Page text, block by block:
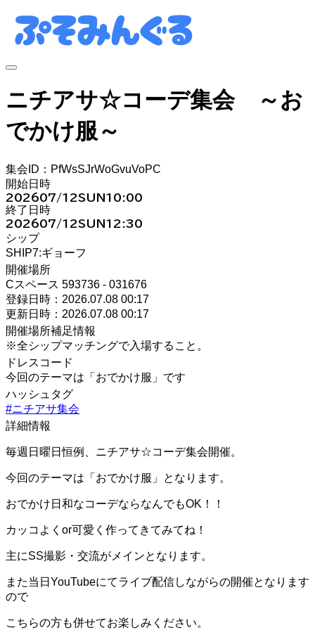
ニチアサ☆コーデ集会 ～お
でかけ服～
集会ID：PfWsSJrWoGvuVoPC
開始日時
202607/12SUN 10:00
終了日時
202607/12SUN 12:30
シップ
SHIP7:ギョーフ
開催場所
Cスペース 593736 - 031676
登録日時：2026.07.08 00:17
更新日時：2026.07.08 00:17
開催場所補足情報
※全シップマッチングで入場すること。
ドレスコード
今回のテーマは「おでかけ服」です
ハッシュタグ
#ニチアサ集会
詳細情報
毎週日曜日恒例、ニチアサ☆コーデ集会開催。
今回のテーマは「おでかけ服」となります。
おでかけ日和なコーデならなんでもOK！！
カッコよくor可愛く作ってきてみてね！
主にSS撮影・交流がメインとなります。
また当日YouTubeにてライブ配信しながらの開催となります
ので
こちらの方も併せてお楽しみください。